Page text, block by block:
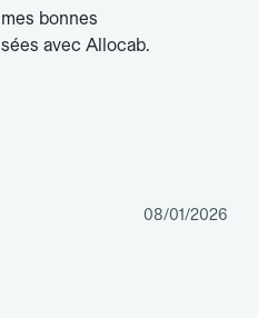
bonnes
avec Allocab.
08/01/2026